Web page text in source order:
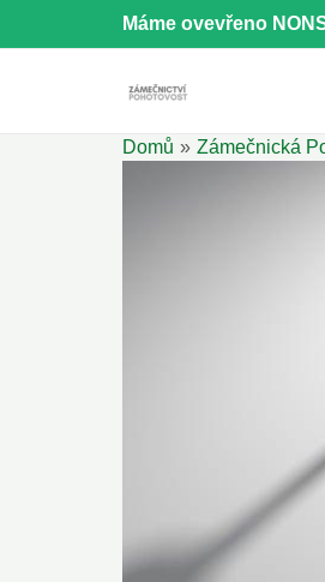
na
Máme ovevřeno
Domů Zámečnická